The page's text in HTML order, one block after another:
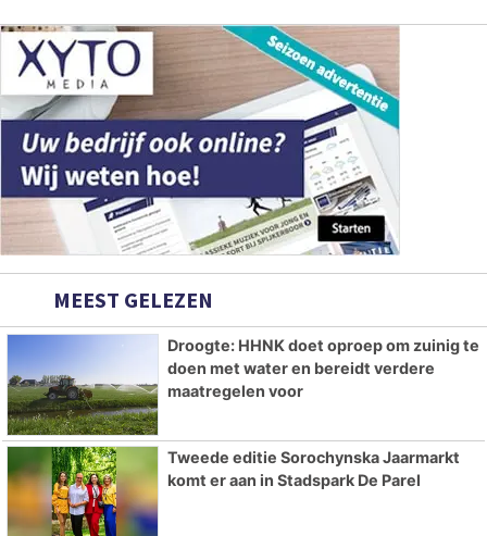
MEEST GELEZEN
Droogte: HHNK doet oproep om zuinig te
doen met water en bereidt verdere
maatregelen voor
Tweede editie Sorochynska Jaarmarkt
komt er aan in Stadspark De Parel